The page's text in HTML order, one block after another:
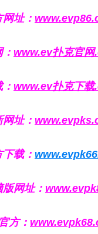
址：
www.ev扑克官网
www.ev扑克下载
址：
载：
网址：
方：